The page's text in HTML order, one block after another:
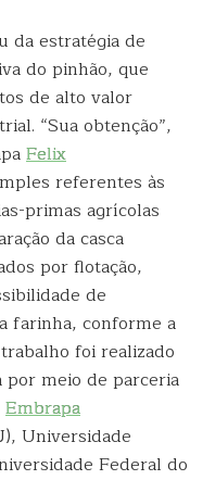
da estratégia de
do pinhão, que
de alto valor
“Sua obtenção”,
Felix
referentes às
primas agrícolas
da casca
por flotação,
de
farinha, conforme a
foi realizado
meio de parceria
Embrapa
Universidade
Federal do